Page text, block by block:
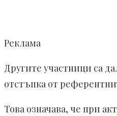
Реклама
Другите участници са
отстъпка от
Това означава, че при